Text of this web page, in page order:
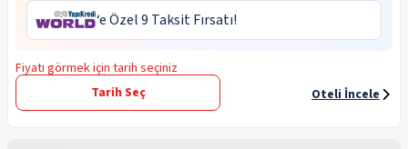
‘e Özel 9 Taksit Fırsatı!
Fiyatı görmek için tarih seçiniz
Tarih Seç
Oteli İncele